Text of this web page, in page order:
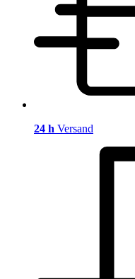
24 h Versand